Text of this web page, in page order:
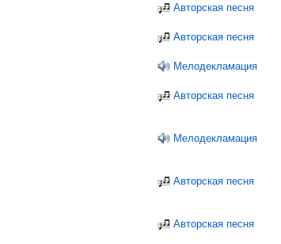
Авторская песня
Авторская песня
Мелодекламация
Авторская песня
Мелодекламация
Авторская песня
Авторская песня